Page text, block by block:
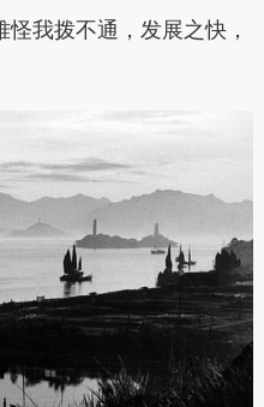
怪我拨不通，发展之快，